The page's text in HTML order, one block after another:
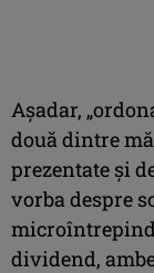
Așadar,
două dintre
prezentate și
vorba despre
dividend,